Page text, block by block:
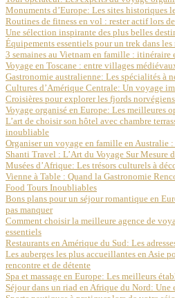
Monuments d’Europe: Les sites historiques
Routines de fitness en vol : rester actif lors
Une sélection inspirante des plus belles
Équipements essentiels pour un trek dans
3 semaines au Vietnam en famille : itinéraire
Voyage en Toscane : entre villages
Gastronomie australienne: Les spécialités à
Cultures d’Amérique Centrale: Un voyage
Croisières pour explorer les fjords
Voyage organisé en Europe: Les meilleures
L’art de choisir son hôtel avec chambre
inoubliable
Organiser un voyage en famille en Australie
Shanti Travel : L’Art du Voyage Sur Mesure
Musées d’Afrique: Les trésors culturels à
Vienne à Table : Quand la Gastronomie
Food Tours Inoubliables
Bons plans pour un séjour romantique en
pas manquer
Comment choisir la meilleure agence de
essentiels
Restaurants en Amérique du Sud: Les
Les auberges les plus accueillantes en Asie
rencontre et de détente
Spa et massage en Europe: Les meilleurs
Séjour dans un riad en Afrique du Nord: